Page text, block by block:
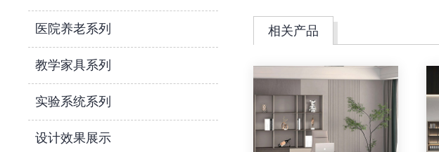
医院养老系列
教学家具系列
实验系统系列
设计效果展示
相关产品